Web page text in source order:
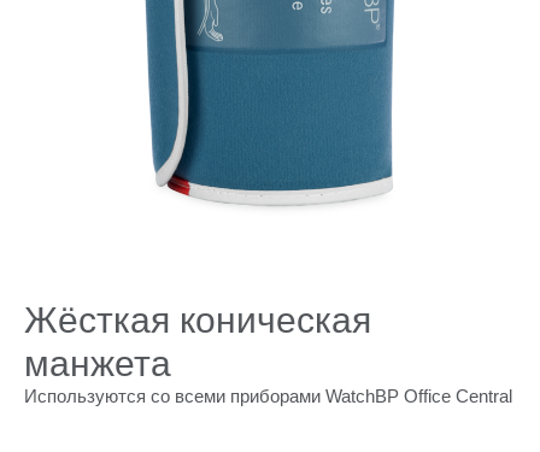
Жёсткая коническая
манжета
Используются со всеми приборами WatchBP Office Central